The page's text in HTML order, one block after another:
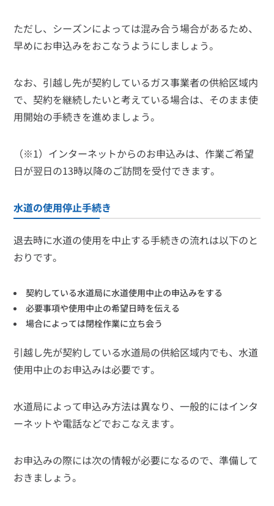
ただし、シーズンによっては混み合う場合があるため、
早めにお申込みをおこなうようにしましょう。
なお、引越し先が契約しているガス事業者の供給区域内
で、契約を継続したいと考えている場合は、そのまま使
用開始の手続きを進めましょう。
（※1）インターネットからのお申込みは、作業ご希望
日が翌日の13時以降のご訪問を受付できます。
水道の使用停止手続き
退去時に水道の使用を中止する手続きの流れは以下のと
おりです。
契約している水道局に水道使用中止の申込みをする
必要事項や使用中止の希望日時を伝える
場合によっては閉栓作業に立ち会う
引越し先が契約している水道局の供給区域内でも、水道
使用中止のお申込みは必要です。
水道局によって申込み方法は異なり、一般的にはインタ
ーネットや電話などでおこなえます。
お申込みの際には次の情報が必要になるので、準備して
おきましょう。